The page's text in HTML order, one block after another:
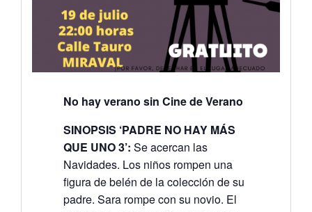
No hay verano sin Cine de Verano
SINOPSIS ‘PADRE NO HAY MÁS
QUE UNO 3’: Se acercan las
Navidades. Los niños rompen una
figura de belén de la colección de su
padre. Sara rompe con su novio. El